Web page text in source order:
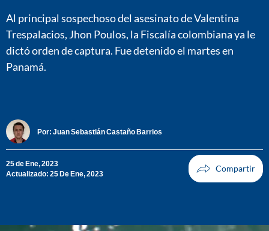
Al principal sospechoso del asesinato de Valentina
Trespalacios, Jhon Poulos, la Fiscalía colombiana ya le
dictó orden de captura. Fue detenido el martes en
Panamá.
Por: Juan Sebastián Castaño Barrios
25 de Ene, 2023
Actualizado: 25 De Ene, 2023